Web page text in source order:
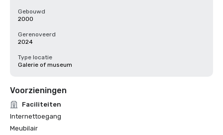
Gebouwd
2000
Gerenoveerd
2024
Type locatie
Galerie of museum
Voorzieningen
Faciliteiten
Internettoegang
Meubilair